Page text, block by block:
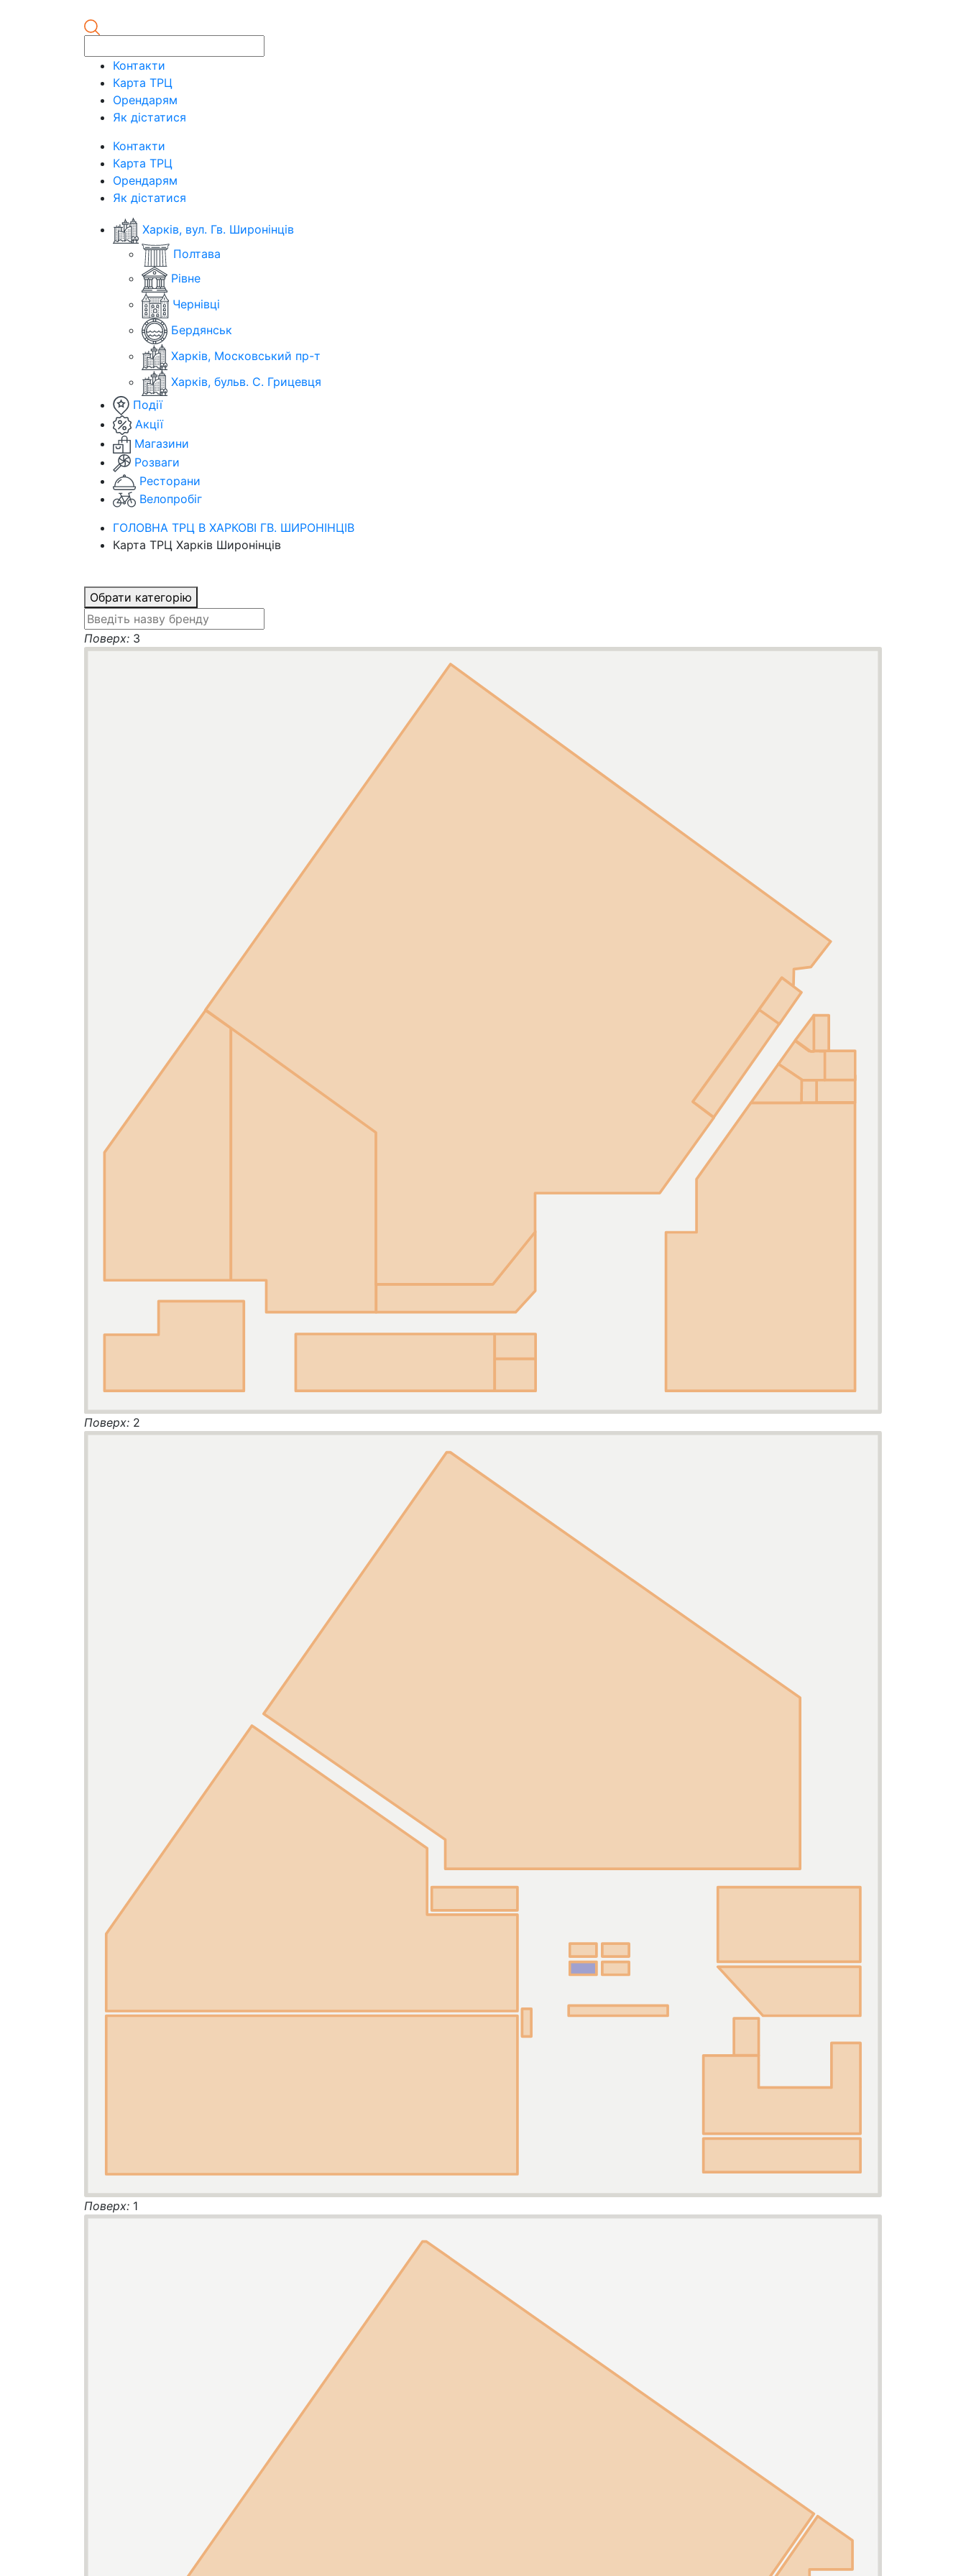
Контакти
Карта ТРЦ
Орендарям
Як дістатися
Контакти
Карта ТРЦ
Орендарям
Як дістатися
Харків, вул. Гв. Широнінців
Полтава
Рівне
Чернівці
Бердянськ
Харків, Московський пр-т
Харків, бульв. С. Грицевця
Події
Акції
Магазини
Розваги
Ресторани
Велопробіг
ГОЛОВНА ТРЦ В ХАРКОВІ ГВ. ШИРОНІНЦІВ
Карта ТРЦ Харків Широнінців
Обрати категорію
Поверх: 3
Поверх: 2
Поверх: 1